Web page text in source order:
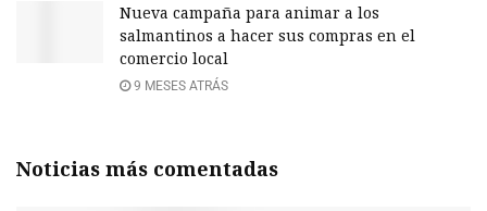
Nueva campaña para animar a los
salmantinos a hacer sus compras en el
comercio local
9 MESES ATRÁS
Noticias más comentadas